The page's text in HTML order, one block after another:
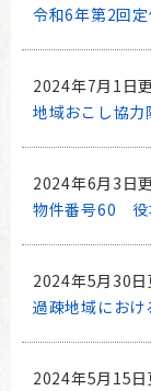
令和6年第2回
2024年7月1日
地域おこし協
2024年6月3日
物件番号60 役
2024年5月30日
過疎地域におけ
2024年5月15日